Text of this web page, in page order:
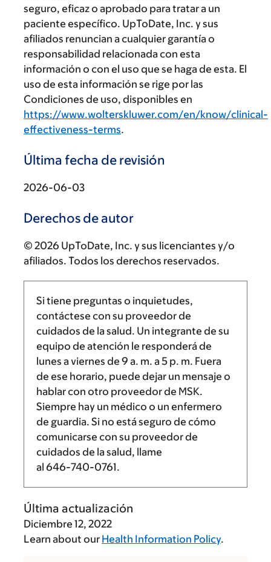
seguro, eficaz o aprobado para tratar a un
paciente específico. UpToDate, Inc. y sus
afiliados renuncian a cualquier garantía o
responsabilidad relacionada con esta
información o con el uso que se haga de esta. El
uso de esta información se rige por las
Condiciones de uso, disponibles en
https://www.wolterskluwer.com/en/know/clinical-
effectiveness-terms.
Última fecha de revisión
2026-06-03
Derechos de autor
© 2026 UpToDate, Inc. y sus licenciantes y/o
afiliados. Todos los derechos reservados.
Si tiene preguntas o inquietudes,
contáctese con su proveedor de
cuidados de la salud. Un integrante de su
equipo de atención le responderá de
lunes a viernes de 9 a. m. a5 p. m. Fuera
de ese horario, puede dejar un mensaje o
hablar con otro proveedor de MSK.
Siempre hay un médico o un enfermero
de guardia. Si no está seguro de cómo
comunicarse con su proveedor de
cuidados de la salud, llame
al 646-740-0761.
Última actualización
Diciembre 12, 2022
Learn about our Health Information Policy.